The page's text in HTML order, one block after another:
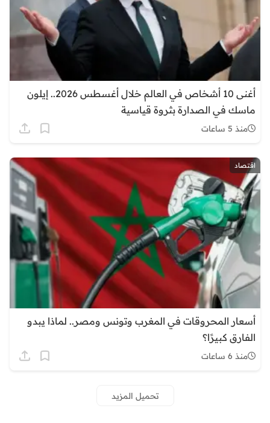
أغنى 10 أشخاص في العالم خلال أغسطس 2026.. إيلون
ماسك في الصدارة بثروة قياسية
منذ 5 ساعات
اقتصاد
أسعار المحروقات في المغرب وتونس ومصر.. لماذا يبدو
الفارق كبيرًا؟
منذ 6 ساعات
تحميل المزيد